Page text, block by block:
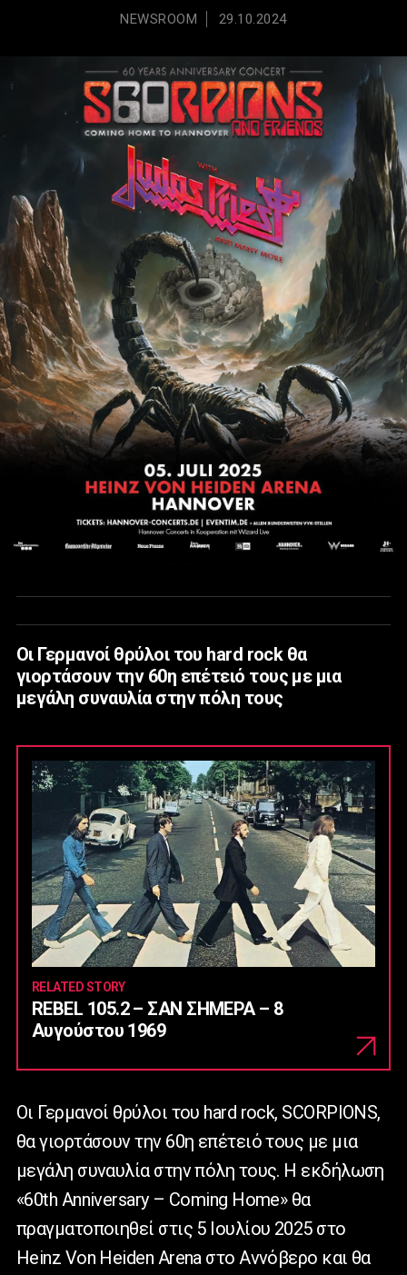
NEWSROOM 29.10.2024
Οι Γερμανοί θρύλοι του hard rock θα
γιορτάσουν την 60η επέτειό τους με μια
μεγάλη συναυλία στην πόλη τους
RELATED STORY
REBEL 105.2 – ΣΑΝ ΣΗΜΕΡΑ – 8
Αυγούστου 1969
Οι Γερμανοί θρύλοι του hard rock, SCORPIONS,
θα γιορτάσουν την 60η επέτειό τους με μια
μεγάλη συναυλία στην πόλη τους. Η εκδήλωση
«60th Anniversary – Coming Home» θα
πραγματοποιηθεί στις 5 Ιουλίου 2025 στο
Heinz Von Heiden Arena στο Αννόβερο και θα